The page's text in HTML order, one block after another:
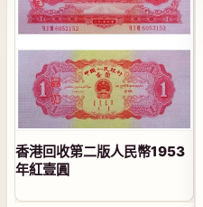
香港回收第二版人民幣1953
年紅壹圓